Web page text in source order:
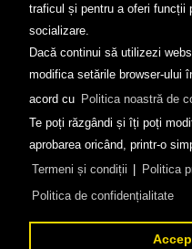
traficul și pentru a oferi funcții
socializare.
Dacă continui să utilizezi
modifica setările browser-ului
acord cu Politica noastră de
Te poți răzgândi și îți poți
aprobarea oricând, printr-o
Termeni și condiții | Politica
Politica de confidențialitate
Companii aeriene
Wizz Air
Călătorește la Sibiu cu
26 GBP
Călătorește de la Sibiu
la 138 RON
© 2026Aeroportul
Politica de confidențialitate